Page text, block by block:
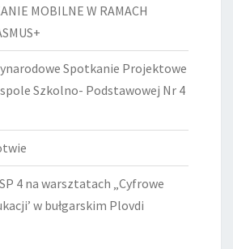
MOBILNE W RAMACH
Spotkanie Projektowe
Szkolno- Podstawowej Nr 4
4 na warsztatach „Cyfrowe
w bułgarskim Plovdi